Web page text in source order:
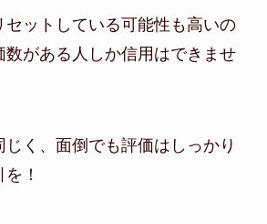
セットしている可能性も高いの
数がある人しか信用はできませ
く、面倒でも評価はしっかり
！